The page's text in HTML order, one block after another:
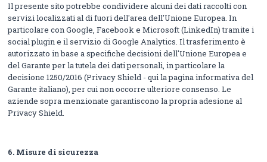
Il presente sito potrebbe condividere alcuni dei dati raccolti con
servizi localizzati al di fuori dell'area dell'Unione Europea. In
particolare con Google, Facebook e Microsoft (LinkedIn) tramite i
social plugin e il servizio di Google Analytics. Il trasferimento è
autorizzato in base a specifiche decisioni dell'Unione Europea e
del Garante per la tutela dei dati personali, in particolare la
decisione 1250/2016 (Privacy Shield - qui la pagina informativa del
Garante italiano), per cui non occorre ulteriore consenso. Le
aziende sopra menzionate garantiscono la propria adesione al
Privacy Shield.
6. Misure di sicurezza